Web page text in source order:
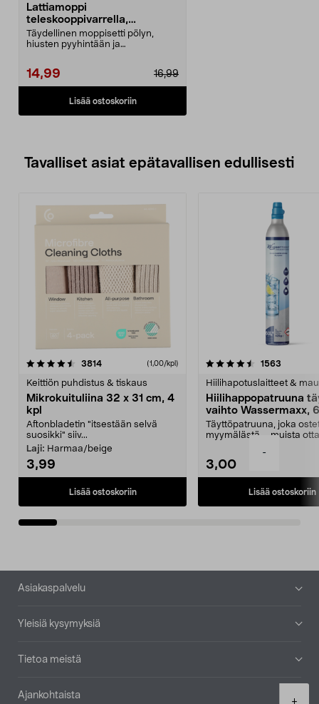
-
+
Lattiamoppi
teleskooppivarrella,
aloituspakkaus, liinat
Täydellinen moppisetti pölyn,
hiusten pyyhintään ja
16,99
14,99
Lisää ostoskoriin
Tavalliset asiat epätavallisen edullisesti
3814arvostelut (1,00/kpl)
Keittiön puhdistus & tiskaus
Mikrokuituliina 32 x 31 cm, 4
kpl
Aftonbladetin "itsestään selvä
suosikki" siiv...
Laji: Harmaa/beige
3,99
Lisää ostoskoriin
4.5viidestä
1563
Hiilihapotuslaitteet &
Hiilihappopatruuna
vaihto Wassermaxx,
Täyttöpatruuna, joka
myymälästä – muista
3,00
Lisää ostoskoriin
4.5viidestä
Alatunniste
Asiakaspalvelu
Yleisiä kysymyksiä
Tietoa meistä
Ajankohtaista